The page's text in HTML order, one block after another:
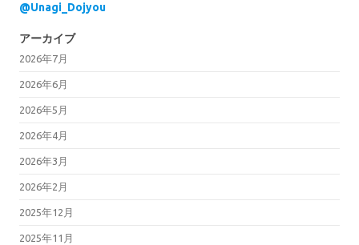
@Unagi_Dojyou
アーカイブ
2026年7月
2026年6月
2026年5月
2026年4月
2026年3月
2026年2月
2025年12月
2025年11月